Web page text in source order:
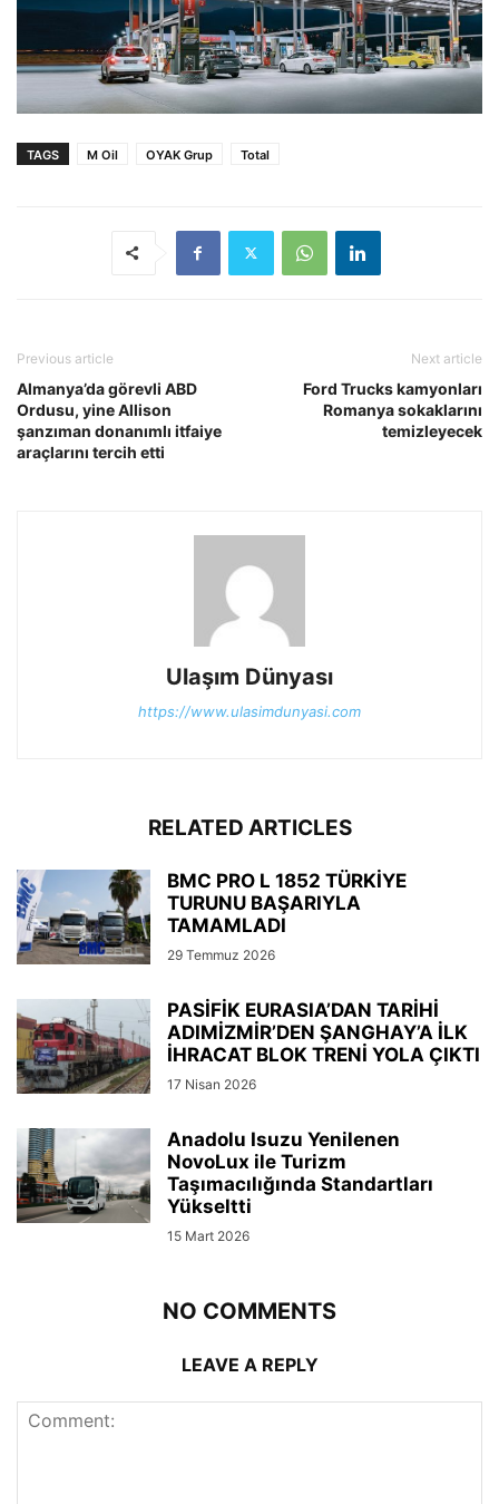
TAGS M Oil OYAK Grup Total
Previous article
Almanya’da görevli ABD
Ordusu, yine Allison
şanzıman donanımlı itfaiye
araçlarını tercih etti
Next article
Ford Trucks kamyonları
Romanya sokaklarını
temizleyecek
Ulaşım Dünyası
https://www.ulasimdunyasi.com
RELATED ARTICLES
BMC PRO L 1852 TÜRKİYE
TURUNU BAŞARIYLA
TAMAMLADI
29 Temmuz 2026
PASİFİK EURASIA’DAN TARİHİ
ADIMİZMİR’DEN ŞANGHAY’A İLK
İHRACAT BLOK TRENİ YOLA ÇIKTI
17 Nisan 2026
Anadolu Isuzu Yenilenen
NovoLux ile Turizm
Taşımacılığında Standartları
Yükseltti
15 Mart 2026
NO COMMENTS
LEAVE A REPLY